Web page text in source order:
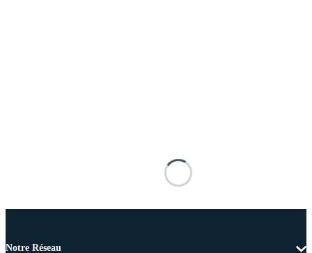
Notre Réseau